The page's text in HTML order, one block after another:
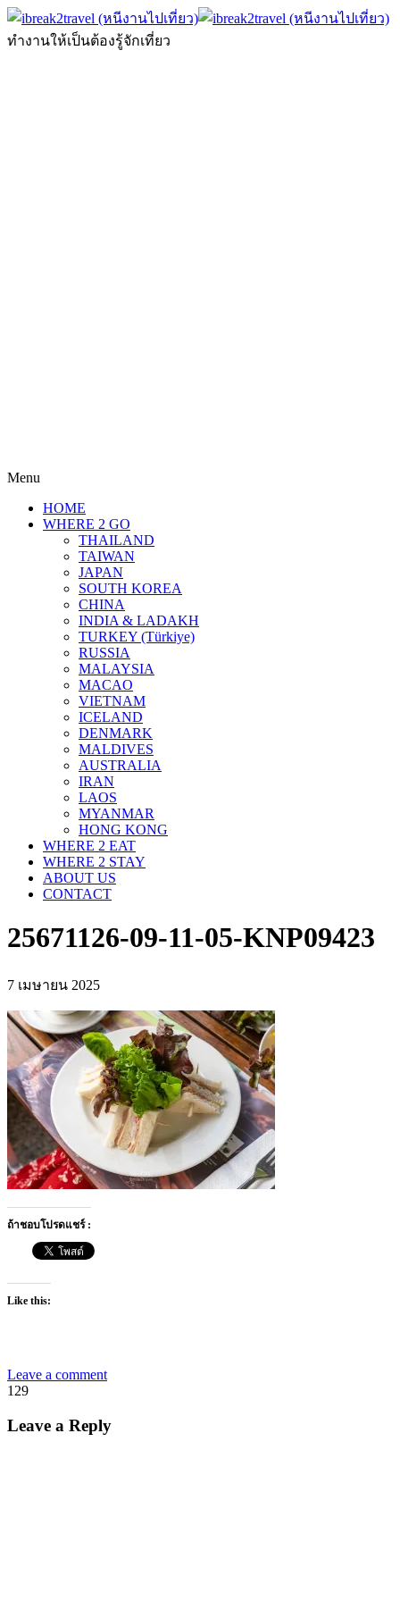
ทำงานให้เป็นต้องรู้จักเที่ยว
Menu
HOME
WHERE 2 GO
THAILAND
TAIWAN
JAPAN
SOUTH KOREA
CHINA
INDIA & LADAKH
TURKEY (Türkiye)
RUSSIA
MALAYSIA
MACAO
VIETNAM
ICELAND
DENMARK
MALDIVES
AUSTRALIA
IRAN
LAOS
MYANMAR
HONG KONG
WHERE 2 EAT
WHERE 2 STAY
ABOUT US
CONTACT
25671126-09-11-05-KNP09423
7 เมษายน 2025
ถ้าชอบโปรดแชร์ :
Like this:
Leave a comment
129
Leave a Reply